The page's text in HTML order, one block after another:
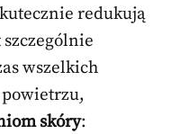
redukują
wszelkich
skóry: